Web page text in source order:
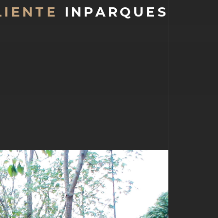
INPARQUES